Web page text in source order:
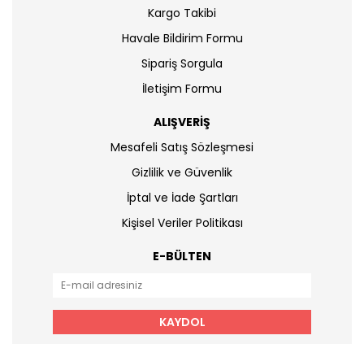
Kargo Takibi
Havale Bildirim Formu
Sipariş Sorgula
İletişim Formu
ALIŞVERİŞ
Mesafeli Satış Sözleşmesi
Gizlilik ve Güvenlik
İptal ve İade Şartları
Kişisel Veriler Politikası
E-BÜLTEN
KAYDOL